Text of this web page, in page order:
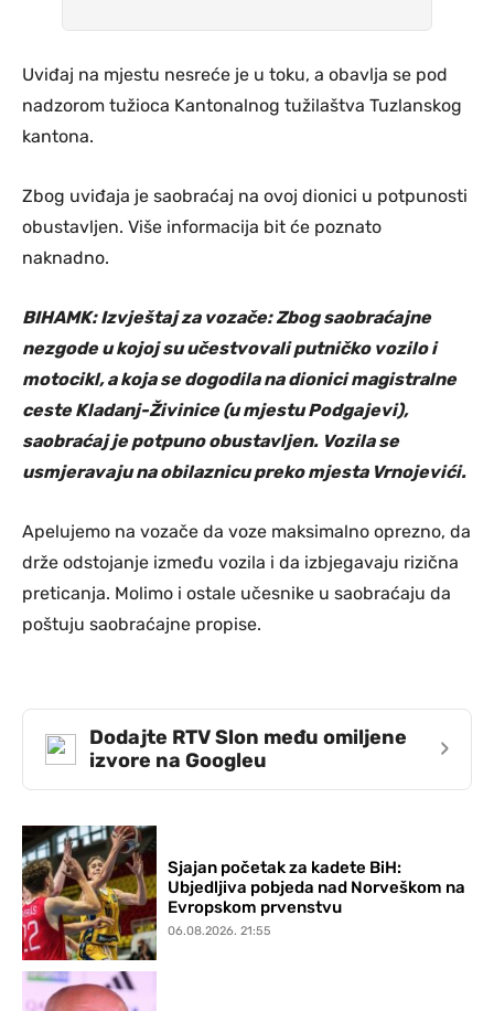
Uviđaj na mjestu nesreće je u toku, a obavlja se pod
nadzorom tužioca Kantonalnog tužilaštva Tuzlanskog
kantona.
Zbog uviđaja je saobraćaj na ovoj dionici u potpunosti
obustavljen. Više informacija bit će poznato
naknadno.
BIHAMK: Izvještaj za vozače: Zbog saobraćajne
nezgode u kojoj su učestvovali putničko vozilo i
motocikl, a koja se dogodila na dionici magistralne
ceste Kladanj-Živinice (u mjestu Podgajevi),
saobraćaj je potpuno obustavljen. Vozila se
usmjeravaju na obilaznicu preko mjesta Vrnojevići.
Apelujemo na vozače da voze maksimalno oprezno, da
drže odstojanje između vozila i da izbjegavaju rizična
preticanja. Molimo i ostale učesnike u saobraćaju da
poštuju saobraćajne propise.
Dodajte RTV Slon među omiljene
izvore na Googleu
›
Sjajan početak za kadete BiH:
Ubjedljiva pobjeda nad Norveškom na
Evropskom prvenstvu
06.08.2026. 21:55